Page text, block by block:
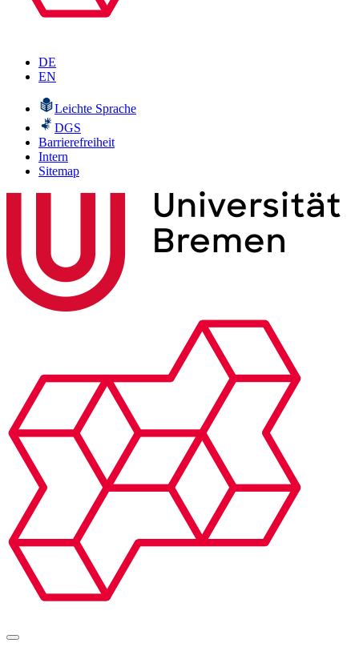
DE
EN
Leichte Sprache
DGS
Barrierefreiheit
Intern
Sitemap